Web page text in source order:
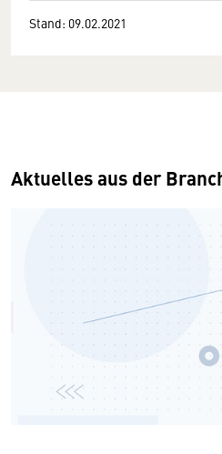
Stand: 09.02.2021
Aktuelles aus der